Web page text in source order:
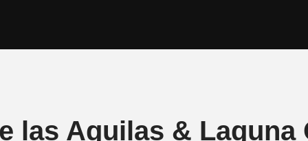
las Aguilas & Laguna